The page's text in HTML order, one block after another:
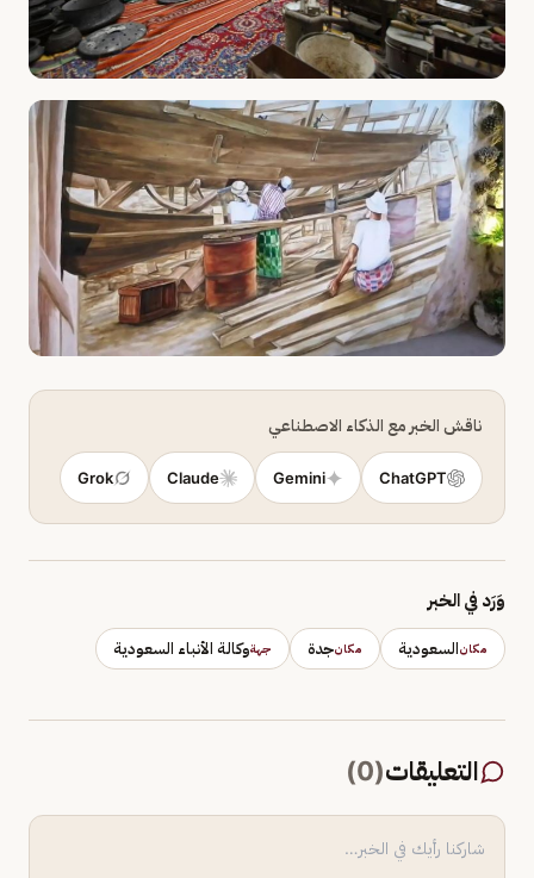
ناقش الخبر مع الذكاء الاصطناعي
ChatGPT
Gemini
Claude
Grok
وَرَد في الخبر
مكانالسعودية مكانجدة جهةوكالة الأنباء السعودية
التعليقات(
0
)